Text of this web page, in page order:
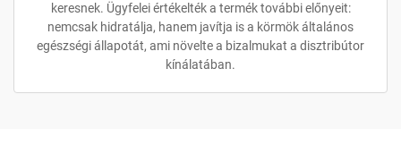
keresnek. Ügyfelei értékelték a termék további előnyeit:
nemcsak hidratálja, hanem javítja is a körmök általános
egészségi állapotát, ami növelte a bizalmukat a disztribútor
kínálatában.